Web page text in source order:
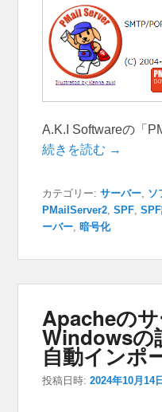
A.K.I Softwareの「
続きを読む →
カテゴリー: サーバー, ソ
PMailServer2,SPF,
ーバー,暗号化
Apacheの
Windowsの
自動インポ
投稿日時:2024年10月14日